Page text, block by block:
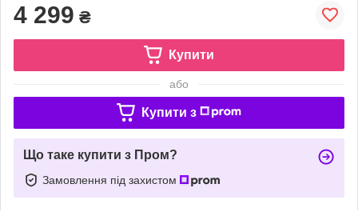
4 299 ₴
Купити
або
Купити з
Що таке купити з Пром?
Замовлення під захистом